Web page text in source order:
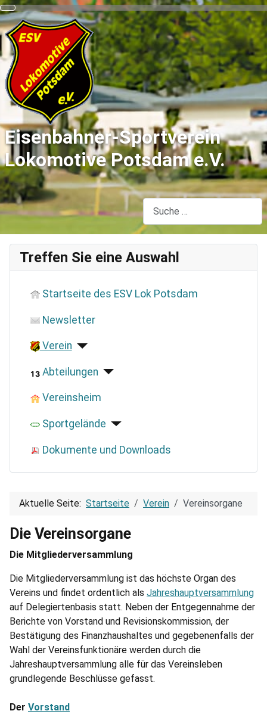
Eisenbahner-Sportverein
Lokomotive Potsdam e.V.
Suchen
Treffen Sie eine Auswahl
Startseite des ESV Lok Potsdam
Newsletter
Verein
Abteilungen
Vereinsheim
Sportgelände
Dokumente und Downloads
Aktuelle Seite: Startseite Verein Vereinsorgane
Die Vereinsorgane
Die Mitgliederversammlung
Die Mitgliederversammlung ist das höchste Organ des
Vereins und findet ordentlich als Jahreshauptversammlung
auf Delegiertenbasis statt. Neben der Entgegennahme der
Berichte von Vorstand und Revisionskommission, der
Bestätigung des Finanzhaushaltes und gegebenenfalls der
Wahl der Vereinsfunktionäre werden durch die
Jahreshauptversammlung alle für das Vereinsleben
grundlegende Beschlüsse gefasst.
Der Vorstand